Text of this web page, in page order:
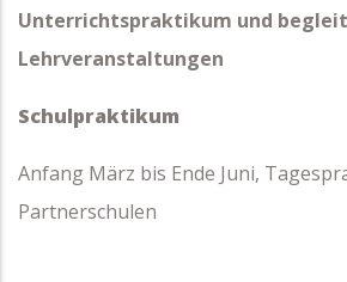
Unterrichtspraktikum und
Lehrveranstaltungen
Schulpraktikum
Anfang März bis Ende Juni,
Partnerschulen